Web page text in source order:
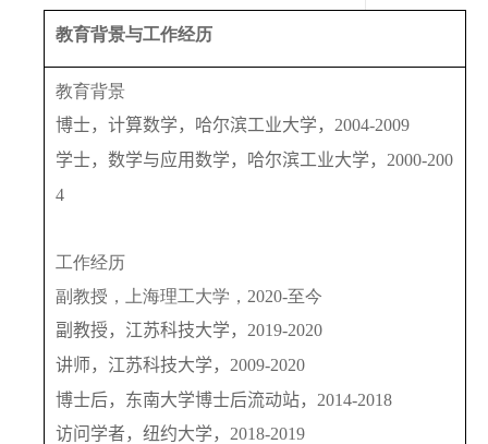
教育背景与工作经历
教育背景
博士， 计算数学， 哈尔滨工业大学 ， 2004-2009
学士，数学与应用数学，
哈尔滨工业大学 ， 2000-200
4
工作经历
副教授，上海理工大学， 2020-至今
副教授 ， 江苏科技大学 ， 2019-2020
讲师，江苏科技大学 ， 2009-2020
博士后，东南大学博士后流动站， 2014-2018
访问学者， 纽约大学 ， 2018-2019